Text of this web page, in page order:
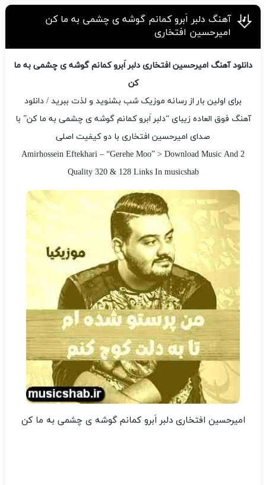
آهنگ دلبر اَبرو کمانم گوشه ی چشمی به ما کن
امیرحسین افتخاری
دانلود آهنگ امیرحسین افتخاری دلبر اَبرو کمانم گوشه ی چشمی به ما
کن
برای اولین بار از رسانه موزیک شب بشنوید و لذت ببرید / دانلود
آهنگ فوق العاده زیبای “دلبر اَبرو کمانم گوشه ی چشمی به ما کن” با
صدای امیرحسین افتخاری با دو کیفیت اصلی
Amirhossein Eftekhari – “Gerehe Moo” > Download Music And 2
Quality 320 & 128 Links In musicshab
امیرحسین افتخاری دلبر اَبرو کمانم گوشه ی چشمی به ما کن